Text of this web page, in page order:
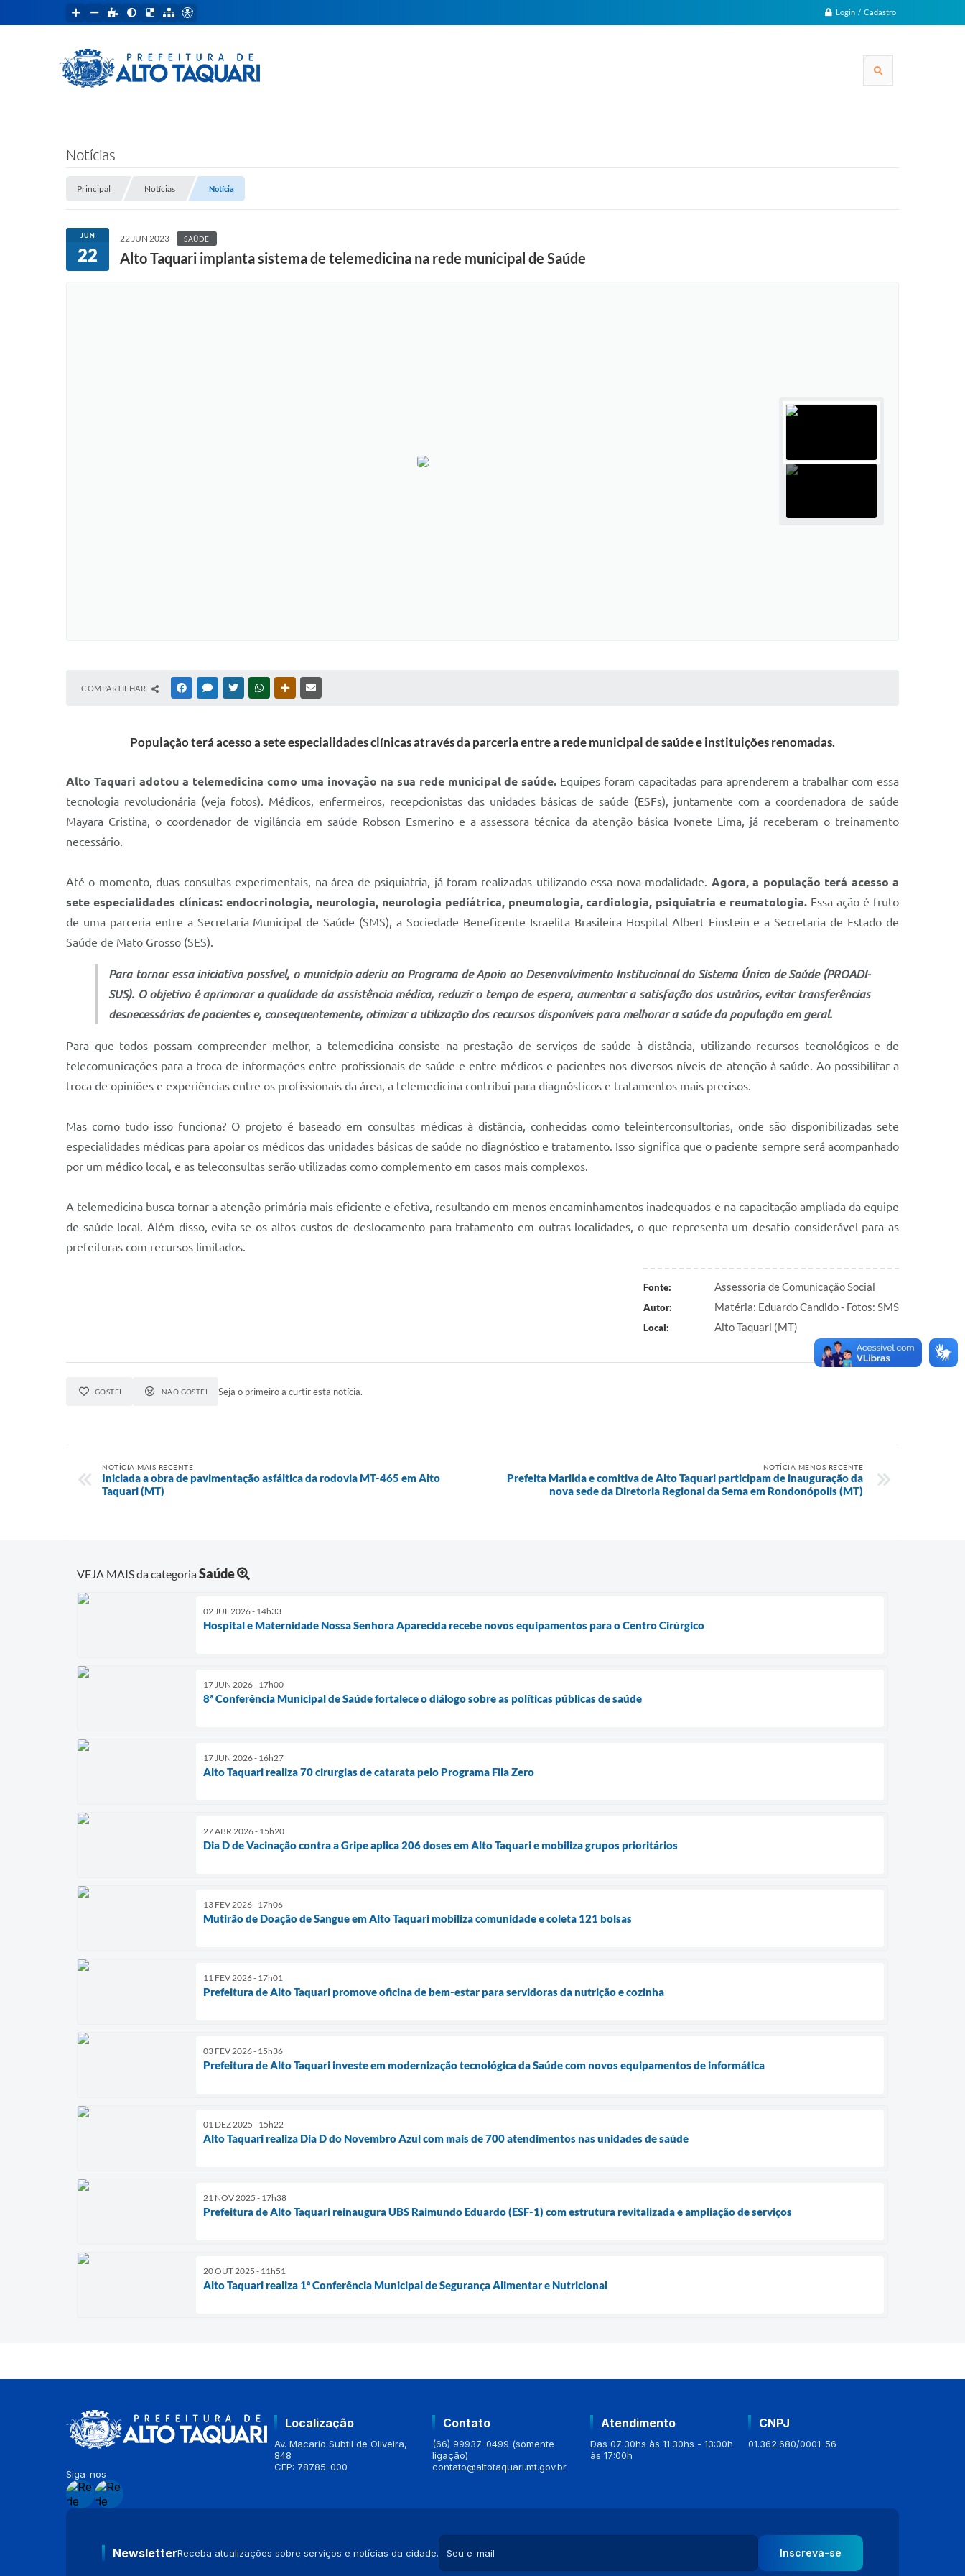
Login / Cadastro
Notícias
Principal Notícias Notícia
JUN
22
22 JUN 2023 SAÚDE
Alto Taquari implanta sistema de telemedicina na rede municipal de Saúde
COMPARTILHAR FACEBOOKMESSENGER
TWITTERWHATSAPPOUTRAS MÍDIAS
População terá acesso a sete especialidades clínicas através da parceria entre a rede municipal de saúde e instituições renomadas.
Alto Taquari adotou a telemedicina como uma inovação na sua rede municipal de saúde. Equipes foram capacitadas para aprenderem a trabalhar com essa
tecnologia revolucionária (veja fotos). Médicos, enfermeiros, recepcionistas das unidades básicas de saúde (ESFs), juntamente com a coordenadora de saúde
Mayara Cristina, o coordenador de vigilância em saúde Robson Esmerino e a assessora técnica da atenção básica Ivonete Lima, já receberam o treinamento
necessário.
Até o momento, duas consultas experimentais, na área de psiquiatria, já foram realizadas utilizando essa nova modalidade. Agora, a população terá acesso a
sete especialidades clínicas: endocrinologia, neurologia, neurologia pediátrica, pneumologia, cardiologia, psiquiatria e reumatologia. Essa ação é fruto
de uma parceria entre a Secretaria Municipal de Saúde (SMS), a Sociedade Beneficente Israelita Brasileira Hospital Albert Einstein e a Secretaria de Estado de
Saúde de Mato Grosso (SES).
Para tornar essa iniciativa possível, o município aderiu ao Programa de Apoio ao Desenvolvimento Institucional do Sistema Único de Saúde (PROADI-
SUS). O objetivo é aprimorar a qualidade da assistência médica, reduzir o tempo de espera, aumentar a satisfação dos usuários, evitar transferências
desnecessárias de pacientes e, consequentemente, otimizar a utilização dos recursos disponíveis para melhorar a saúde da população em geral.
Para que todos possam compreender melhor, a telemedicina consiste na prestação de serviços de saúde à distância, utilizando recursos tecnológicos e de
telecomunicações para a troca de informações entre profissionais de saúde e entre médicos e pacientes nos diversos níveis de atenção à saúde. Ao possibilitar a
troca de opiniões e experiências entre os profissionais da área, a telemedicina contribui para diagnósticos e tratamentos mais precisos.
Mas como tudo isso funciona? O projeto é baseado em consultas médicas à distância, conhecidas como teleinterconsultorias, onde são disponibilizadas sete
especialidades médicas para apoiar os médicos das unidades básicas de saúde no diagnóstico e tratamento. Isso significa que o paciente sempre será acompanhado
por um médico local, e as teleconsultas serão utilizadas como complemento em casos mais complexos.
A telemedicina busca tornar a atenção primária mais eficiente e efetiva, resultando em menos encaminhamentos inadequados e na capacitação ampliada da equipe
de saúde local. Além disso, evita-se os altos custos de deslocamento para tratamento em outras localidades, o que representa um desafio considerável para as
prefeituras com recursos limitados.
Fonte: Assessoria de Comunicação Social
Autor: Matéria: Eduardo Candido - Fotos: SMS
Local: Alto Taquari (MT)
GOSTEI NÃO GOSTEI Seja o primeiro a curtir esta notícia.
NOTÍCIA MAIS RECENTE
Iniciada a obra de pavimentação asfáltica da rodovia MT-465 em Alto
Taquari (MT)
NOTÍCIA MENOS RECENTE
Prefeita Marilda e comitiva de Alto Taquari participam de inauguração da
nova sede da Diretoria Regional da Sema em Rondonópolis (MT)
VEJA MAIS da categoriaSaúde
02 JUL 2026 - 14h33
Hospital e Maternidade Nossa Senhora Aparecida recebe novos equipamentos para o Centro Cirúrgico
17 JUN 2026 - 17h00
8ª Conferência Municipal de Saúde fortalece o diálogo sobre as políticas públicas de saúde
17 JUN 2026 - 16h27
Alto Taquari realiza 70 cirurgias de catarata pelo Programa Fila Zero
27 ABR 2026 - 15h20
Dia D de Vacinação contra a Gripe aplica 206 doses em Alto Taquari e mobiliza grupos prioritários
13 FEV 2026 - 17h06
Mutirão de Doação de Sangue em Alto Taquari mobiliza comunidade e coleta 121 bolsas
11 FEV 2026 - 17h01
Prefeitura de Alto Taquari promove oficina de bem-estar para servidoras da nutrição e cozinha
03 FEV 2026 - 15h36
Prefeitura de Alto Taquari investe em modernização tecnológica da Saúde com novos equipamentos de informática
01 DEZ 2025 - 15h22
Alto Taquari realiza Dia D do Novembro Azul com mais de 700 atendimentos nas unidades de saúde
21 NOV 2025 - 17h38
Prefeitura de Alto Taquari reinaugura UBS Raimundo Eduardo (ESF-1) com estrutura revitalizada e ampliação de serviços
20 OUT 2025 - 11h51
Alto Taquari realiza 1ª Conferência Municipal de Segurança Alimentar e Nutricional
Siga-nos
Localização
Av. Macario Subtil de Oliveira,
848
CEP: 78785-000
Contato
(66) 99937-0499 (somente
ligação)
contato@altotaquari.mt.gov.br
Atendimento
Das 07:30hs às 11:30hs - 13:00h
às 17:00h
CNPJ
01.362.680/0001-56
NewsletterReceba atualizações sobre serviços e notícias da cidade. Inscreva-se